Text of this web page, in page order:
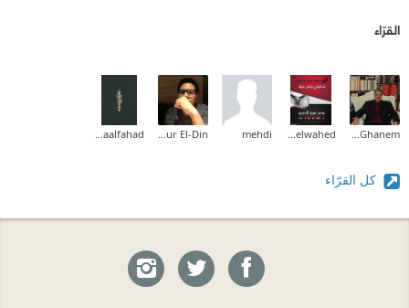
القرّاء
Tareq Ghanem
Mohamed Abdelwahed
mehdi
Nour El-Din
Asmaalfahad
كل القرّاء